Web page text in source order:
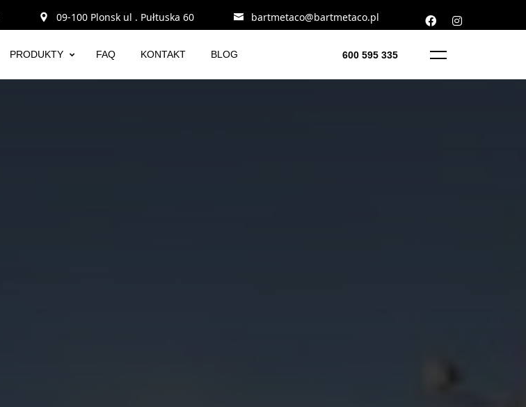
09-100 Plonsk ul . Pułtuska 60 bartmetaco@bartmetaco.pl
PRODUKTY FAQ KONTAKT BLOG 600 595 335